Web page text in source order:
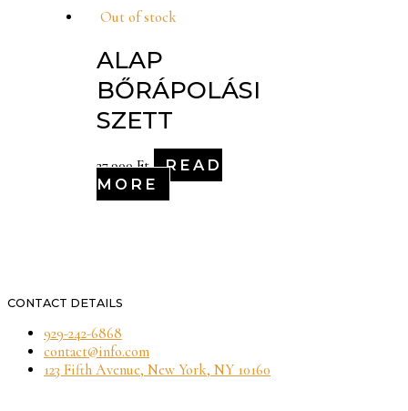
Out of stock
ALAP
BŐRÁPOLÁSI
SZETT
27,900Ft
READ
MORE
CONTACT DETAILS
929-242-6868
contact@info.com
123 Fifth Avenue, New York, NY 10160